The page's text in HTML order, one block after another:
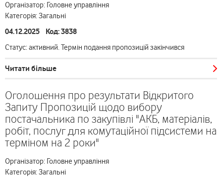
Організатор: Головне управління
Категорія: Загальні
04.12.2025 Код: 3838
Статус: активний. Термін подання пропозицій закінчився
Читати більше
Оголошення про результати Відкритого
Запиту Пропозицій щодо вибору
постачальника по закупівлі "АКБ, матеріалів,
робіт, послуг для комутаційної підсистеми на
терміном на 2 роки"
Організатор: Головне управління
Категорія: Загальні